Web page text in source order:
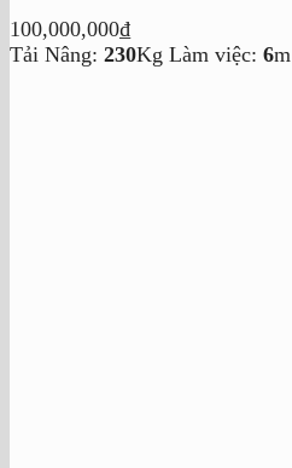
100,000,000₫
Tải Nâng: 230Kg Làm việc: 6m